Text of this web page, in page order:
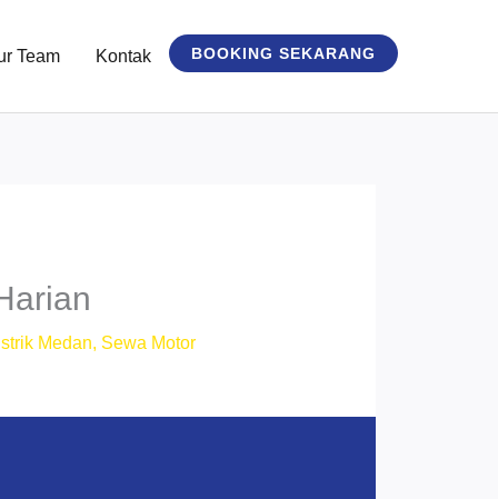
Team Kontak BOOKING SEKARANG
Medan, Sewa Motor